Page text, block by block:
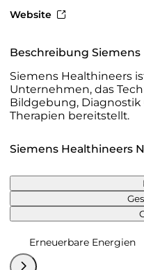
Website
Beschreibung
Siemens Healthineers
Unternehmen, das
Bildgebung,
Therapien bereitstellt.
Siemens Healthineers
Erneuerbare Energien